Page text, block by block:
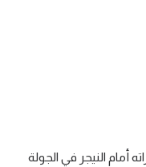
النيجر في الجولة